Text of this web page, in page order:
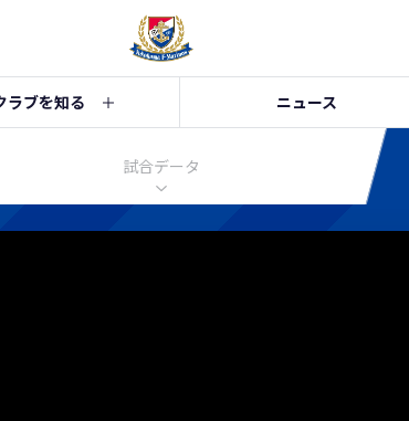
ラブを知る ニュース
試合データ